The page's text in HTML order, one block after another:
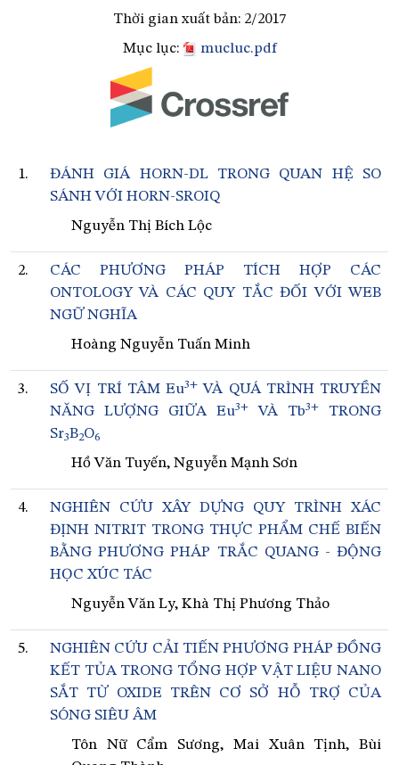
Thời gian xuất bản: 2/2017
Mục lục:
mucluc.pdf
1.
ĐÁNH GIÁ HORN-DL TRONG QUAN HỆ SO
SÁNH VỚI HORN-SROIQ
Nguyễn Thị Bích Lộc
2.
CÁC PHƯƠNG PHÁP TÍCH HỢP CÁC
ONTOLOGY VÀ CÁC QUY TẮC ĐỐI VỚI WEB
NGỮ NGHĨA
Hoàng Nguyễn Tuấn Minh
3. SỐ VỊ TRÍ TÂM Eu3+ VÀ QUÁ TRÌNH TRUYỀN
NĂNG LƯỢNG GIỮA Eu3+ VÀ Tb3+
TRONG
Sr3B2O6
Hồ Văn Tuyến, Nguyễn Mạnh Sơn
4.
NGHIÊN CỨU XÂY DỰNG QUY TRÌNH XÁC
ĐỊNH NITRIT TRONG THỰC PHẨM CHẾ BIẾN
BẰNG PHƯƠNG PHÁP TRẮC QUANG - ĐỘNG
HỌC XÚC TÁC
Nguyễn Văn Ly, Khà Thị Phương Thảo
5.
NGHIÊN CỨU CẢI TIẾN PHƯƠNG PHÁP ĐỒNG
KẾT TỦA TRONG TỔNG HỢP VẬT LIỆU NANO
SẮT TỪ OXIDE TRÊN CƠ SỞ HỖ TRỢ CỦA
SÓNG SIÊU ÂM
Tôn Nữ Cẩm Sương, Mai Xuân Tịnh, Bùi